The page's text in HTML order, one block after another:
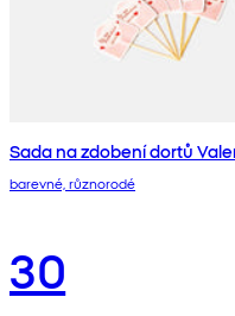
Sada na zdobení dortů
barevné, různorodé
30